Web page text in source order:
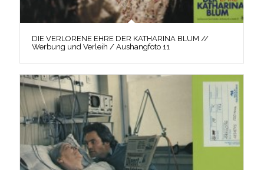
DIE VERLORENE EHRE DER KATHARINA BLUM //
Werbung und Verleih / Aushangfoto 11